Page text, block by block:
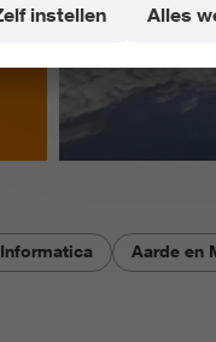
Aarde en
instellen Alles